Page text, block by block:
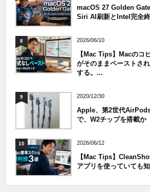
macOS 27 Golden Gate
Siri AI刷新とIntel完全
8 2026/06/10
【Mac Tips】Macのコ
がそのままペーストさ
する。...
9 2020/12/30
Apple、第2世代
で、W2チップを搭載か
10 2026/06/12
【Mac Tips】
アプリを使っていても